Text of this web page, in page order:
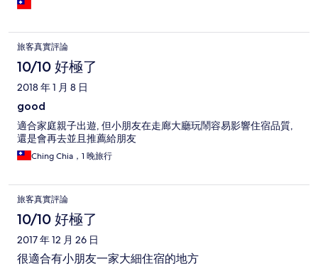
旅客真實評論
10/10 好極了
2018 年 1 月 8 日
good
適合家庭親子出遊, 但小朋友在走廊大廳玩鬧容易影響住宿品質,
還是會再去並且推薦給朋友
Ching Chia，1 晚旅行
旅客真實評論
10/10 好極了
2017 年 12 月 26 日
很適合有小朋友一家大細住宿的地方